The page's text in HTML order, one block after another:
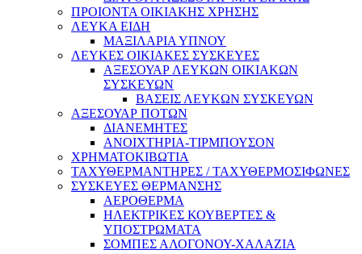
ΠΡΟΙΟΝΤΑ ΟΙΚΙΑΚΗΣ ΧΡΗΣΗΣ
ΛΕΥΚΑ ΕΙΔΗ
ΜΑΞΙΛΑΡΙΑ ΥΠΝΟΥ
ΛΕΥΚΕΣ ΟΙΚΙΑΚΕΣ ΣΥΣΚΕΥΕΣ
ΑΞΕΣΟΥΑΡ ΛΕΥΚΩΝ ΟΙΚΙΑΚΩΝ
ΣΥΣΚΕΥΩΝ
ΒΑΣΕΙΣ ΛΕΥΚΩΝ ΣΥΣΚΕΥΩΝ
ΑΞΕΣΟΥΑΡ ΠΟΤΩΝ
ΔΙΑΝΕΜΗΤΕΣ
ΑΝΟΙΧΤΗΡΙΑ-ΤΙΡΜΠΟΥΣΟΝ
ΧΡΗΜΑΤΟΚΙΒΩΤΙΑ
ΤΑΧΥΘΕΡΜΑΝΤΗΡΕΣ / ΤΑΧΥΘΕΡΜΟΣΙΦΩΝΕΣ
ΣΥΣΚΕΥΕΣ ΘΕΡΜΑΝΣΗΣ
ΑΕΡΟΘΕΡΜΑ
ΗΛΕΚΤΡΙΚΕΣ ΚΟΥΒΕΡΤΕΣ &
ΥΠΟΣΤΡΩΜΑΤΑ
ΣΟΜΠΕΣ ΑΛΟΓΟΝΟΥ-ΧΑΛΑΖΙΑ